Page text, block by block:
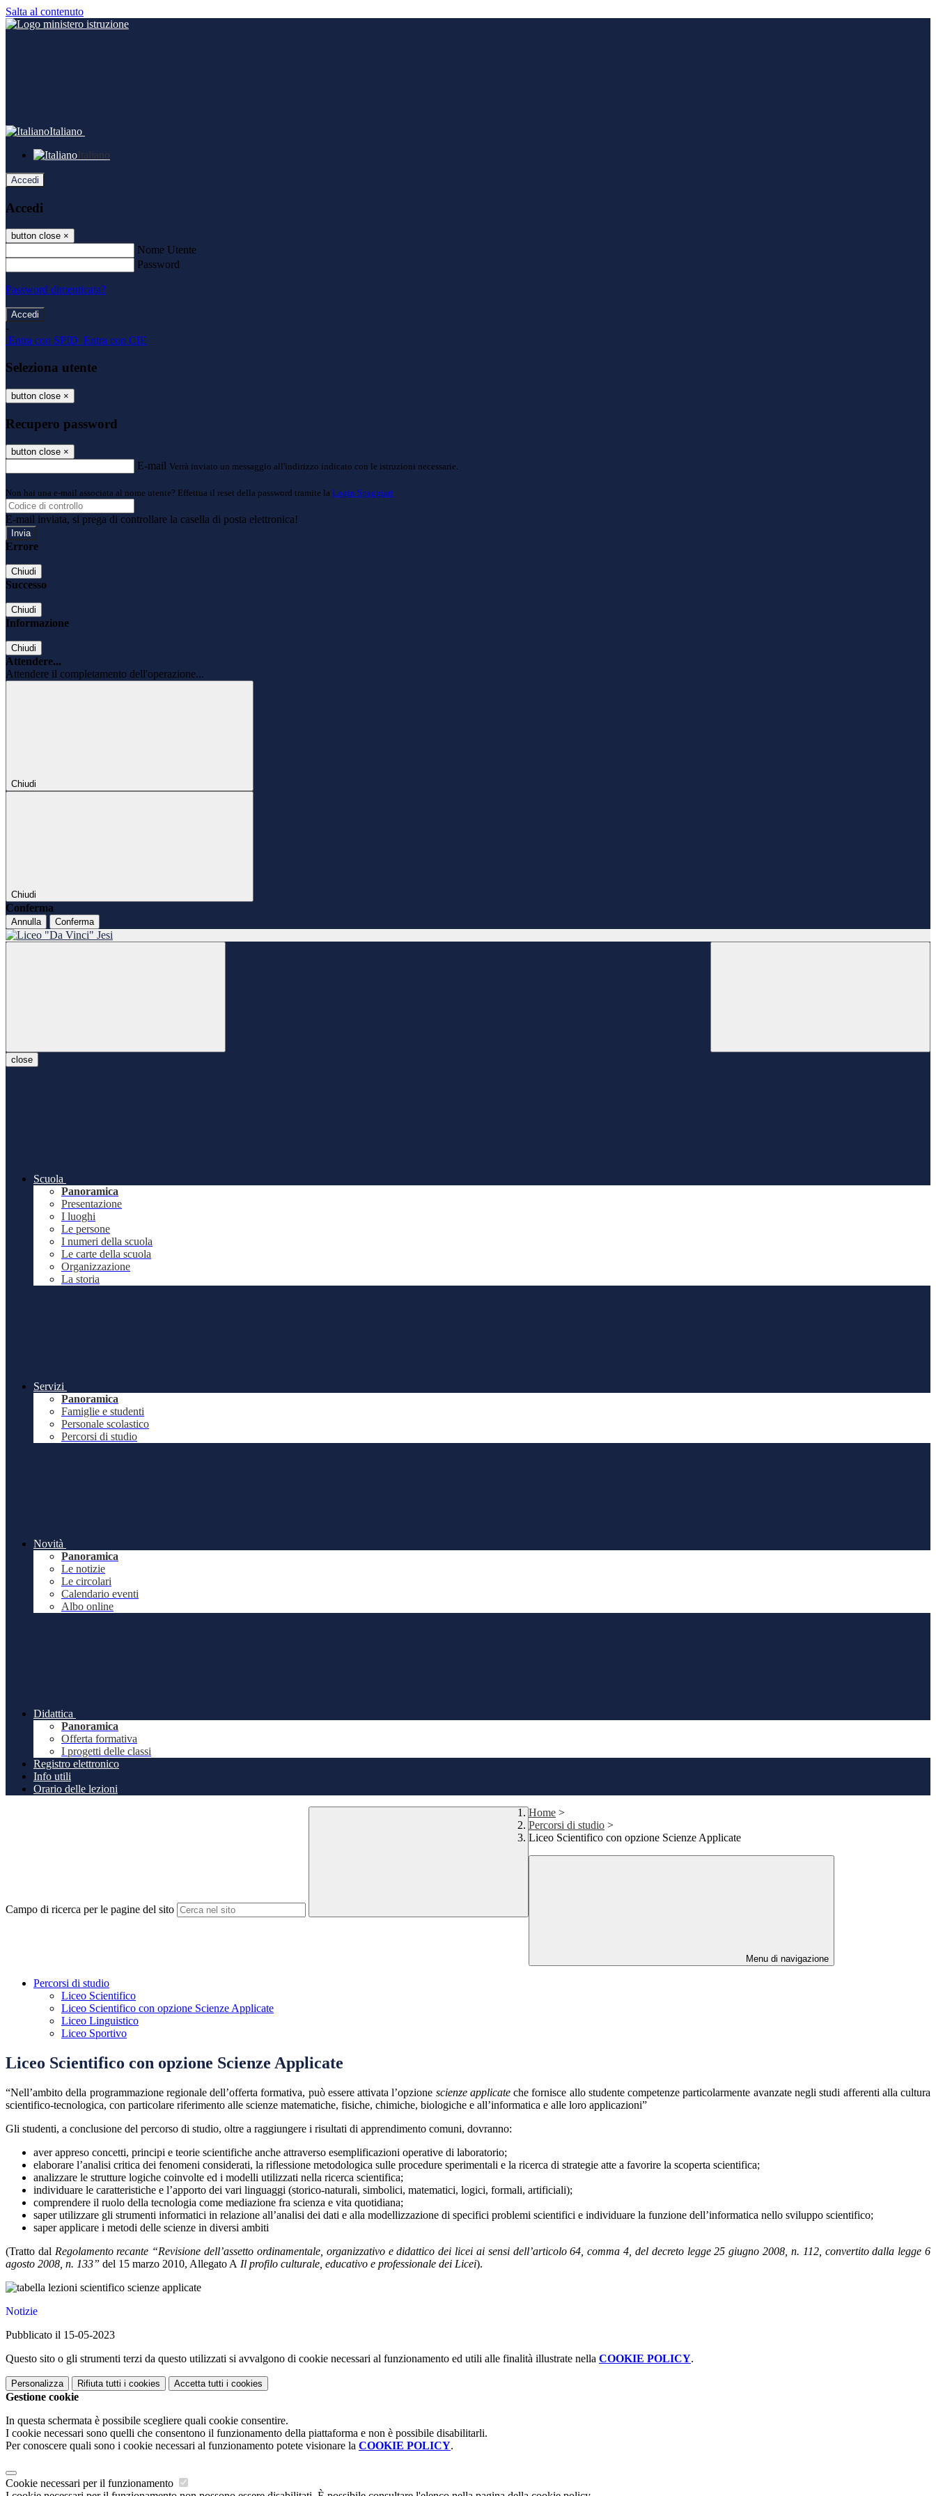
Salta al contenuto
Italiano
Italiano
Accedi
Accedi
button close ×
Nome Utente
Password
Password dimenticata?
-
Entra con SPID Entra con CIE
Seleziona utente
button close ×
Recupero password
button close ×
E-mail Verrà inviato un messaggio all'indirizzo indicato con le istruzioni necessarie.
Non hai una e-mail associata al nome utente? Effettua il reset della password tramite la Login Spaggiari
E-mail inviata, si prega di controllare la casella di posta elettronica!
Errore
Chiudi
Successo
Chiudi
Informazione
Chiudi
Attendere...
Attendere il completamento dell'operazione...
Chiudi
Chiudi
Conferma
Annulla Conferma
close
Scuola
Panoramica
Presentazione
I luoghi
Le persone
I numeri della scuola
Le carte della scuola
Organizzazione
La storia
Servizi
Panoramica
Famiglie e studenti
Personale scolastico
Percorsi di studio
Novità
Panoramica
Le notizie
Le circolari
Calendario eventi
Albo online
Didattica
Panoramica
Offerta formativa
I progetti delle classi
Registro elettronico
Info utili
Orario delle lezioni
Campo di ricerca per le pagine del sito
Home >
Percorsi di studio >
Liceo Scientifico con opzione Scienze Applicate
Menu di navigazione
Percorsi di studio
Liceo Scientifico
Liceo Scientifico con opzione Scienze Applicate
Liceo Linguistico
Liceo Sportivo
Liceo Scientifico con opzione Scienze Applicate
“Nell’ambito della programmazione regionale dell’offerta formativa, può essere attivata l’opzione scienze applicate che fornisce allo studente competenze particolarmente avanzate negli studi afferenti alla cultura
scientifico-tecnologica, con particolare riferimento alle scienze matematiche, fisiche, chimiche, biologiche e all’informatica e alle loro applicazioni”
Gli studenti, a conclusione del percorso di studio, oltre a raggiungere i risultati di apprendimento comuni, dovranno:
aver appreso concetti, principi e teorie scientifiche anche attraverso esemplificazioni operative di laboratorio;
elaborare l’analisi critica dei fenomeni considerati, la riflessione metodologica sulle procedure sperimentali e la ricerca di strategie atte a favorire la scoperta scientifica;
analizzare le strutture logiche coinvolte ed i modelli utilizzati nella ricerca scientifica;
individuare le caratteristiche e l’apporto dei vari linguaggi (storico-naturali, simbolici, matematici, logici, formali, artificiali);
comprendere il ruolo della tecnologia come mediazione fra scienza e vita quotidiana;
saper utilizzare gli strumenti informatici in relazione all’analisi dei dati e alla modellizzazione di specifici problemi scientifici e individuare la funzione dell’informatica nello sviluppo scientifico;
saper applicare i metodi delle scienze in diversi ambiti
(Tratto dal Regolamento recante “Revisione dell’assetto ordinamentale, organizzativo e didattico dei licei ai sensi dell’articolo 64, comma 4, del decreto legge 25 giugno 2008, n. 112, convertito dalla legge 6
agosto 2008, n. 133” del 15 marzo 2010, Allegato A Il profilo culturale, educativo e professionale dei Licei).
Notizie
Pubblicato il 15-05-2023
Questo sito o gli strumenti terzi da questo utilizzati si avvalgono di cookie necessari al funzionamento ed utili alle finalità illustrate nella COOKIE POLICY.
Personalizza Rifiuta tutti i cookies Accetta tutti i cookies
Gestione cookie
In questa schermata è possibile scegliere quali cookie consentire.
I cookie necessari sono quelli che consentono il funzionamento della piattaforma e non è possibile disabilitarli.
Per conoscere quali sono i cookie necessari al funzionamento potete visionare la COOKIE POLICY.
Cookie necessari per il funzionamento